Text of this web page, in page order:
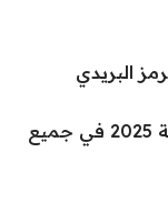
البريدي
اماكن صلاة العيد الاضحى في السعودية 2025 في جميع